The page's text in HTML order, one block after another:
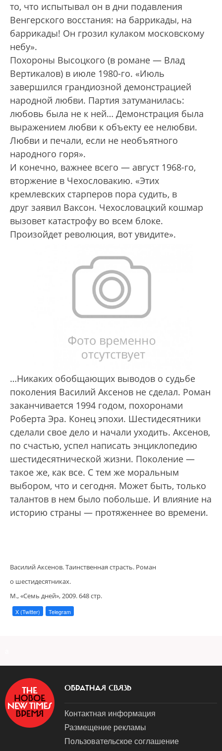
то, что испытывал он в дни подавления
Венгерского восстания: на баррикады, на
баррикады! Он грозил кулаком московскому
небу».
Похороны Высоцкого (в романе — Влад
Вертикалов) в июле 1980-го. «Июль
завершился грандиозной демонстрацией
народной любви. Партия затуманилась:
любовь была не к ней… Демонстрация была
выражением любви к объекту ее нелюбви.
Любви и печали, если не необъятного
народного горя».
И конечно, важнее всего — август 1968-го,
вторжение в Чехословакию. «Этих
кремлевских старперов пора судить, в
друг заявил Ваксон. Чехословацкий кошмар
вызовет катастрофу во всем блоке.
Произойдет революция, вот увидите».
…Никаких обобщающих выводов о судьбе
поколения Василий Аксенов не сделал. Роман
заканчивается 1994 годом, похоронами
Роберта Эра. Конец эпохи. Шестидесятники
сделали свое дело и начали уходить. Аксенов,
по счастью, успел написать энциклопедию
шестидесятнической жизни. Поколение —
такое же, как все. С тем же моральным
выбором, что и сегодня. Может быть, только
талантов в нем было побольше. И влияние на
историю страны — протяженнее во времени.
Василий Аксенов. Таинственная страсть. Роман
о шестидесятниках.
М., «Семь дней», 2009. 648 стр.
X (Twitter) Telegram
ОБРАТНАЯ СВЯЗЬ
Контактная информация
Размещение рекламы
Пользовательское соглашение